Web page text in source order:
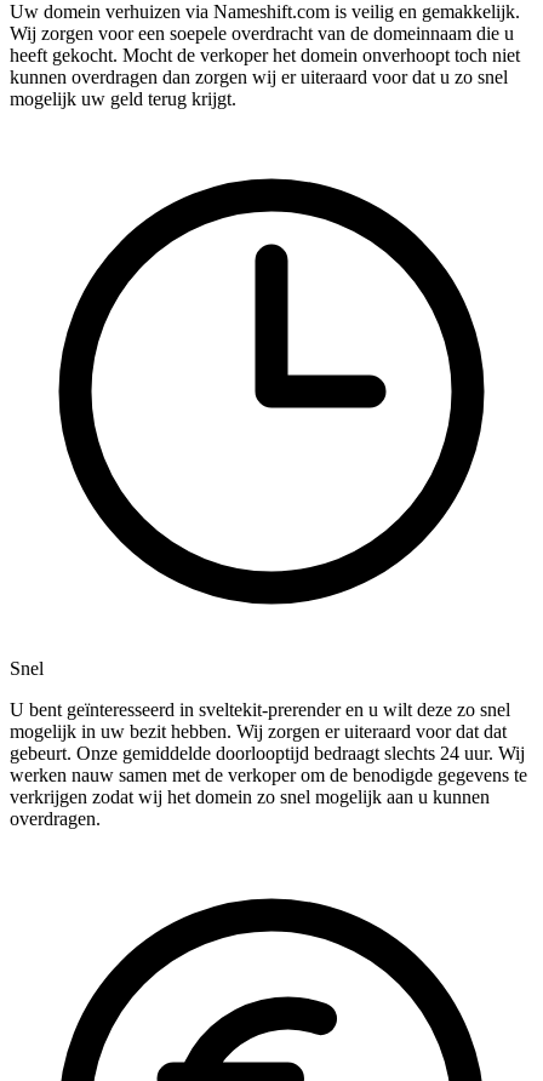
Uw domein verhuizen via Nameshift.com is veilig en gemakkelijk.
Wij zorgen voor een soepele overdracht van de domeinnaam die u
heeft gekocht. Mocht de verkoper het domein onverhoopt toch niet
kunnen overdragen dan zorgen wij er uiteraard voor dat u zo snel
mogelijk uw geld terug krijgt.
Snel
U bent geïnteresseerd in sveltekit-prerender en u wilt deze zo snel
mogelijk in uw bezit hebben. Wij zorgen er uiteraard voor dat dat
gebeurt. Onze gemiddelde doorlooptijd bedraagt slechts 24 uur. Wij
werken nauw samen met de verkoper om de benodigde gegevens te
verkrijgen zodat wij het domein zo snel mogelijk aan u kunnen
overdragen.